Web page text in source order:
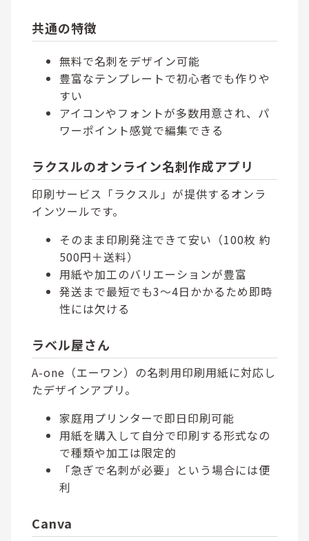
共通の特徴
無料で名刺をデザイン可能
豊富なテンプレートで初心者でも作りや
すい
アイコンやフォントが多数用意され、パ
ワーポイント感覚で編集できる
ラクスルのオンライン名刺作成アプリ
印刷サービス「ラクスル」が提供するオンラ
インツールです。
そのまま印刷発注できて安い（100枚 約
500円＋送料）
用紙や加工のバリエーションが豊富
発送まで最短でも3〜4日かかるため即時
性には欠ける
ラベル屋さん
A-one（エーワン）の名刺用印刷用紙に対応し
たデザインアプリ。
家庭用プリンターで即日印刷可能
用紙を購入して自分で印刷する形式なの
で種類や加工は限定的
「急ぎで名刺が必要」という場合には便
利
Canva